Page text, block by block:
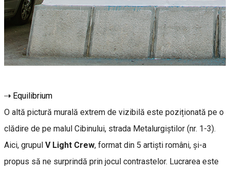
⇢ Equilibrium
O altă pictură murală extrem de vizibilă este poziționată pe o
clădire de pe malul Cibinului, strada Metalurgiștilor (nr. 1-3).
Aici, grupul V Light Crew, format din 5 artiști români, și-a
propus să ne surprindă prin jocul contrastelor. Lucrarea este